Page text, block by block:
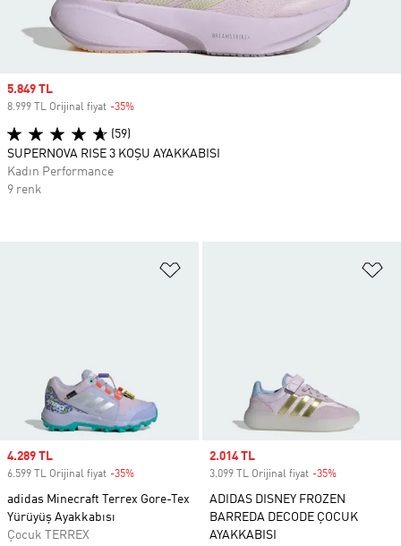
Sale price
4.289 TL
6.599 TL Orijinal fiyat -35%
adidas Minecraft Terrex Gore-Tex
Yürüyüş Ayakkabısı
Çocuk TERREX
Sale price
2.014 TL
3.099 TL Orijinal fiyat -35%
ADIDAS DISNEY FROZEN
BARREDA DECODE ÇOCUK
AYAKKABISI
Sale price
5.849 TL
8.999 TL Orijinal fiyat -35%
(59)
SUPERNOVA RISE 3 KOŞU AYAKKABISI
Kadın Performance
9 renk